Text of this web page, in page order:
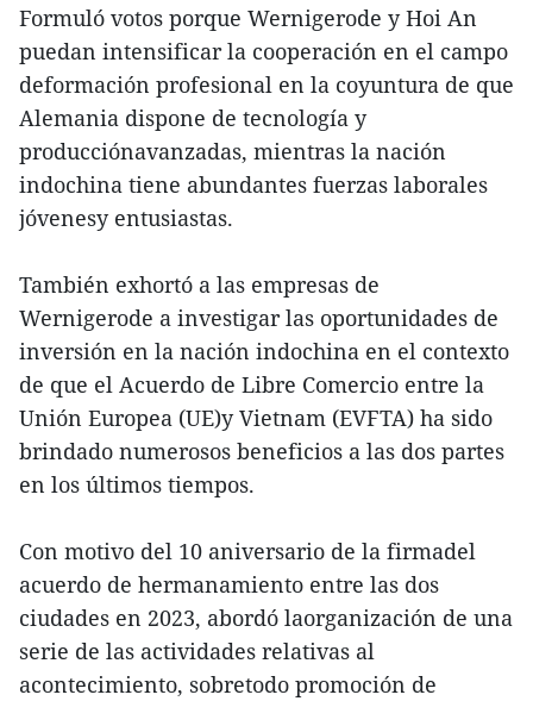
Formuló votos porque Wernigerode y Hoi An
puedan intensificar la cooperación en el campo
deformación profesional en la coyuntura de que
Alemania dispone de tecnología y
producciónavanzadas, mientras la nación
indochina tiene abundantes fuerzas laborales
jóvenesy entusiastas.
También exhortó a las empresas de
Wernigerode a investigar las oportunidades de
inversión en la nación indochina en el contexto
de que el Acuerdo de Libre Comercio entre la
Unión Europea (UE)y Vietnam (EVFTA) ha sido
brindado numerosos beneficios a las dos partes
en los últimos tiempos.
Con motivo del 10 aniversario de la firmadel
acuerdo de hermanamiento entre las dos
ciudades en 2023, abordó laorganización de una
serie de las actividades relativas al
acontecimiento, sobretodo promoción de